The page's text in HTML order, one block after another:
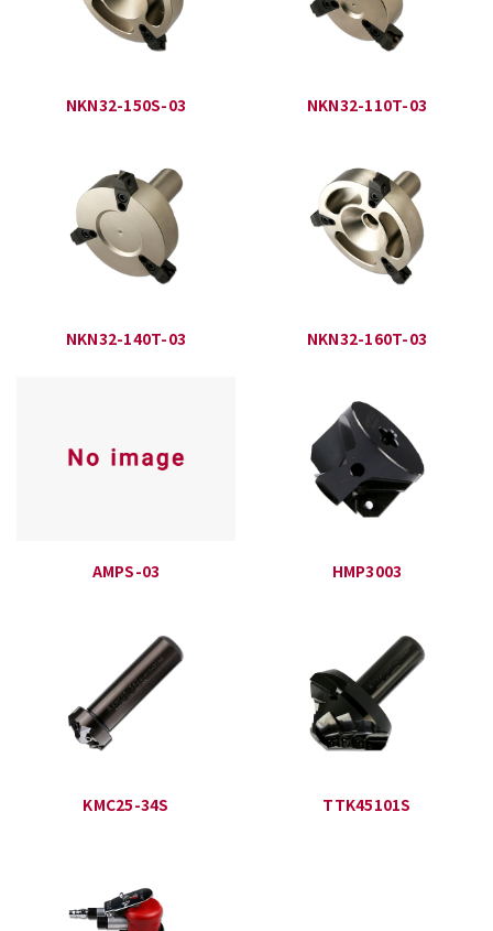
NKN32-150S-03 NKN32-110T-03
NKN32-140T-03 NKN32-160T-03
AMPS-03 HMP3003
KMC25-34S TTK45101S